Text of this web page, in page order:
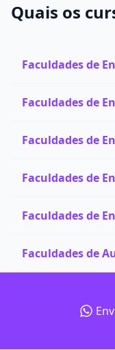
Quais os
Faculdades de
Faculdades de
Faculdades de
Faculdades de
Faculdades de
Faculdades de